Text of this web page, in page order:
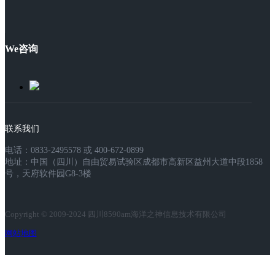
We咨询
联系我们
电话：0833-2495578 或 400-672-0899
地址：中国（四川）自由贸易试验区成都市高新区益州大道中段1858
号，天府软件园G8-3楼
Copyright © 2009-2024 四川8590am海洋之神信息技术有限公司
网站地图